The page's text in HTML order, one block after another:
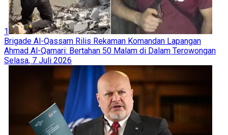
1
Brigade Al-Qassam Rilis Rekaman Komandan Lapangan
Ahmad Al-Qamari: Bertahan 50 Malam di Dalam Terowongan
Selasa, 7 Juli 2026